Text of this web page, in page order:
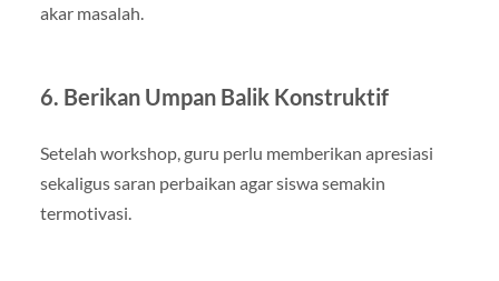
akar masalah.
6. Berikan Umpan Balik Konstruktif
Setelah workshop, guru perlu memberikan apresiasi
sekaligus saran perbaikan agar siswa semakin
termotivasi.